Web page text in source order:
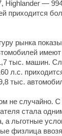
Highlander —
приходится
рынка
тыс. машин.
л.с.
тыс.
не случайно. С
стала
а льготные
физлица